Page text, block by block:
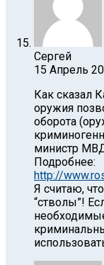
Сергей
15 Апрель
Как сказал
оружия
оборота
министр
Подробнее:
http://
Я считаю,
“стволы”!